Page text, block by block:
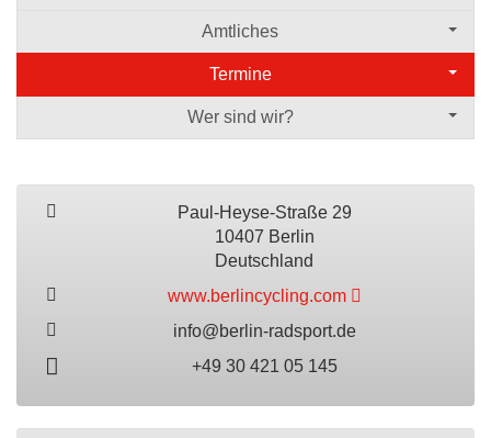
Amtliches
Termine
Wer sind wir?
Paul-Heyse-Straße 29
10407 Berlin
Deutschland
www.berlincycling.com
info@berlin-radsport.de
+49 30 421 05 145